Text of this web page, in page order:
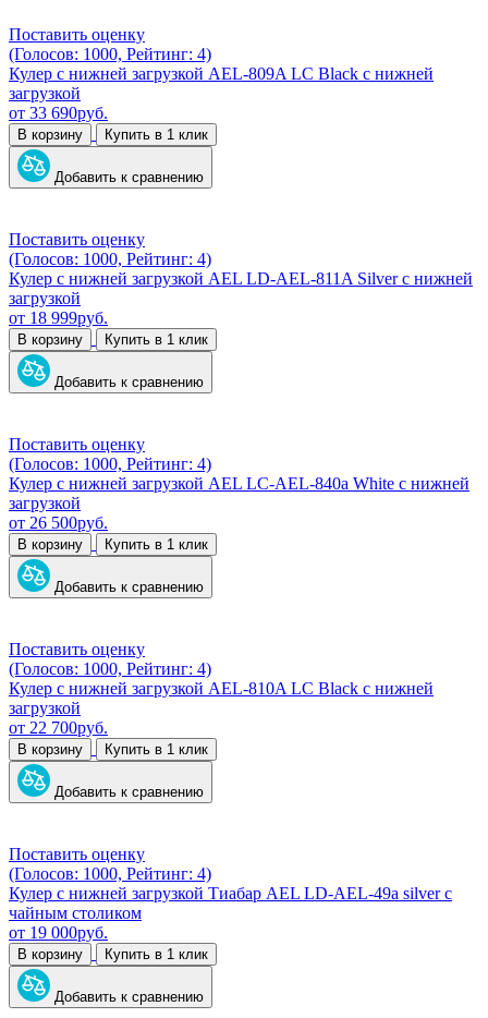
Поставить оценку
(Голосов: 1000, Рейтинг: 4)
Кулер с нижней загрузкой AEL-809A LC Black с нижней
загрузкой
от 33 690руб.
В корзину Купить в 1 клик
Добавить к сравнению
Поставить оценку
(Голосов: 1000, Рейтинг: 4)
Кулер с нижней загрузкой AEL LD-AEL-811A Silver с нижней
загрузкой
от 18 999руб.
В корзину Купить в 1 клик
Добавить к сравнению
Поставить оценку
(Голосов: 1000, Рейтинг: 4)
Кулер с нижней загрузкой AEL LC-AEL-840a White с нижней
загрузкой
от 26 500руб.
В корзину Купить в 1 клик
Добавить к сравнению
Поставить оценку
(Голосов: 1000, Рейтинг: 4)
Кулер с нижней загрузкой AEL-810A LC Black с нижней
загрузкой
от 22 700руб.
В корзину Купить в 1 клик
Добавить к сравнению
Поставить оценку
(Голосов: 1000, Рейтинг: 4)
Кулер с нижней загрузкой Тиабар AEL LD-AEL-49a silver с
чайным столиком
от 19 000руб.
В корзину Купить в 1 клик
Добавить к сравнению